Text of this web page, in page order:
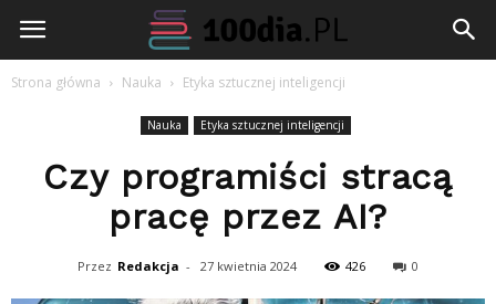
100dia.pl
Strona główna Nauka Etyka sztucznej inteligencji
Nauka Etyka sztucznej inteligencji
Czy programiści stracą
pracę przez AI?
Przez Redakcja - 27 kwietnia 2024 426 0